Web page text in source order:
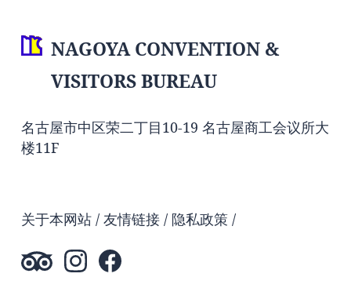
NAGOYA CONVENTION &
VISITORS BUREAU
名古屋市中区荣二丁目10-19 名古屋商工会议所大
楼11F
关于本网站 友情链接 隐私政策